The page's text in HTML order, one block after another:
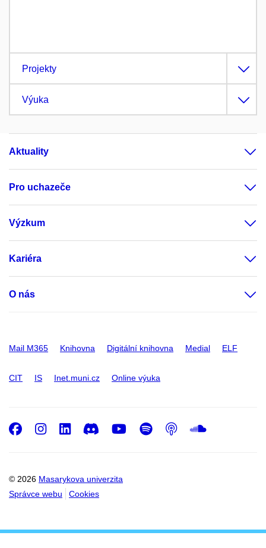
Projekty
Výuka
Aktuality
Pro uchazeče
Výzkum
Kariéra
O nás
Mail M365 Knihovna Digitální knihovna Medial ELF
CIT IS Inet.muni.cz Online výuka
© 2026 Masarykova univerzita
Správce webu
Cookies
Facebook
Instagram
LinkedIn
DiscordYoutube
Spotify
Podcast